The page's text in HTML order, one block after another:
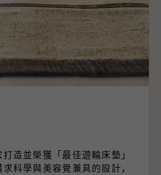
造並榮獲「最佳遊輪床墊」
科學與美容覺兼具的設計，